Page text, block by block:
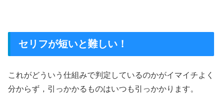
セリフが短いと難しい！
これがどういう仕組みで判定しているのかがイマイチよく
分からず，引っかかるものはいつも引っかかります。